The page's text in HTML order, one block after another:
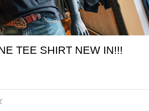
TEE SHIRT NEW IN!!!